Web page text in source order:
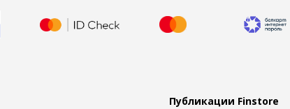
Публикации Finstore